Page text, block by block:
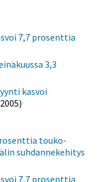
7,7 prosenttia
3,3
kasvoi
touko-
suhdannekehitys
7,7 prosenttia